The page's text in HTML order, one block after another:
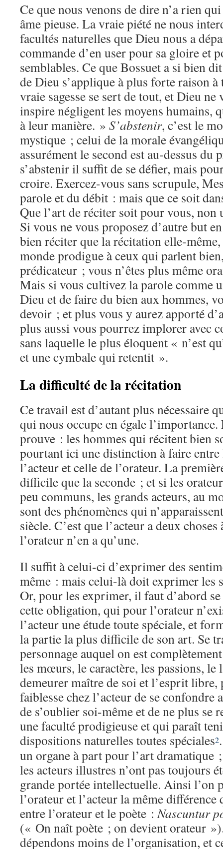
Ce que nous venons de dire n’a rien
âme pieuse. La vraie piété ne nous
facultés naturelles que Dieu nous a
commande d’en user pour sa gloire et
semblables. Ce que Bossuet a si bien
de Dieu s’applique à plus forte raison
vraie sagesse se sert de tout, et Dieu ne
inspire négligent les moyens humains,
à leur manière. » S’abstenir, c’est le
mystique ; celui de la morale
assurément le second est au-dessus du
s’abstenir il suffit de se défier, mais
croire. Exercez-vous sans scrupule,
parole et du débit : mais que ce soit
Que l’art de réciter soit pour vous, non
Si vous ne vous proposez d’autre but
bien réciter que la récitation elle-
monde prodigue à ceux qui parlent
prédicateur ; vous n’êtes plus même
Mais si vous cultivez la parole comme
Dieu et de faire du bien aux hommes,
devoir ; et plus vous y aurez apporté
plus aussi vous pourrez implorer avec
sans laquelle le plus éloquent « n’est
et une cymbale qui retentit ».
La difficulté de la récitation
Ce travail est d’autant plus nécessaire
qui nous occupe en égale l’importance.
prouve : les hommes qui récitent bien
pourtant ici une distinction à faire
l’acteur et celle de l’orateur. La
difficile que la seconde ; et si les
peu communs, les grands acteurs, au
sont des phénomènes qui
siècle. C’est que l’acteur a deux
l’orateur n’en a qu’une.
Il suffit à celui-ci d’exprimer des
même : mais celui-là doit exprimer les
Or, pour les exprimer, il faut d’abord
cette obligation, qui pour l’orateur
l’acteur une étude toute spéciale, et
la partie la plus difficile de son art. Se
personnage auquel on est
les mœurs, le caractère, les passions, le
demeurer maître de soi et l’esprit libre,
faiblesse chez l’acteur de se confondre
de s’oublier soi-même et de ne plus se
une faculté prodigieuse et qui paraît
dispositions naturelles toutes spéciales2
un organe à part pour l’art dramatique
les acteurs illustres n’ont pas toujours
grande portée intellectuelle. Ainsi l’on
l’orateur et l’acteur la même
entre l’orateur et le poète :Nascuntur
(« On naît poète ; on devient orateur
dépendons moins de l’organisation, et